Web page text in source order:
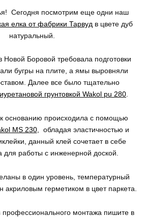
Сегодня посмотрим еще одни наш
елка от фабрики Тарвуд в цвете дуб
натуральный.
Боровой требовала подготовки
бугры на плите, а ямы выровняли
Далее все было тщательно
грунтовкой Wakol pu 280.
к основанию происходила с помощью
MS 230, обладая эластичностью и
данный клей сочетает в себе
для работы с инженерной доской.
в один уровень, температурный
акриловым герметиком в цвет паркета.
профессионального монтажа пишите в